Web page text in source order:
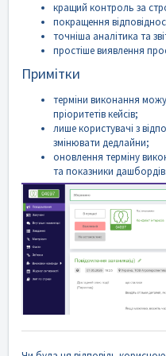
кращий контроль за
покращення
точніша аналітика та
простіше виявлення
Примітки
терміни виконання
пріоритетів кейсів;
лише користувачі з
змінювати дедлайни;
оновлення терміну
та показники дашбордів.